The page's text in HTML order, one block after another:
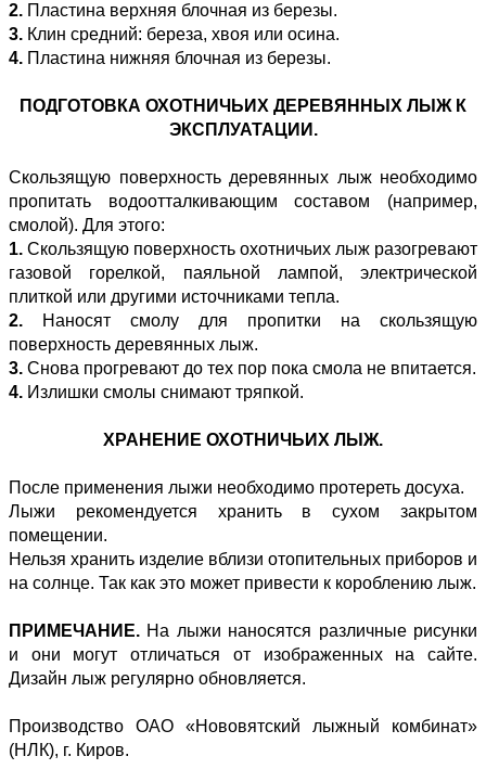
2. Пластина верхняя блочная из березы.
3. Клин средний: береза, хвоя или осина.
4. Пластина нижняя блочная из березы.
ПОДГОТОВКА ОХОТНИЧЬИХ ДЕРЕВЯННЫХ ЛЫЖ К
ЭКСПЛУАТАЦИИ.
Скользящую поверхность деревянных лыж необходимо
пропитать водоотталкивающим составом (например,
смолой). Для этого:
1. Скользящую поверхность охотничьих лыж разогревают
газовой горелкой, паяльной лампой, электрической
плиткой или другими источниками тепла.
2. Наносят смолу для пропитки на скользящую
поверхность деревянных лыж.
3. Снова прогревают до тех пор пока смола не впитается.
4. Излишки смолы снимают тряпкой.
ХРАНЕНИЕ ОХОТНИЧЬИХ ЛЫЖ.
После применения лыжи необходимо протереть досуха.
Лыжи рекомендуется хранить в сухом закрытом
помещении.
Нельзя хранить изделие вблизи отопительных приборов и
на солнце. Так как это может привести к короблению лыж.
ПРИМЕЧАНИЕ. На лыжи наносятся различные рисунки
и они могут отличаться от изображенных на сайте.
Дизайн лыж регулярно обновляется.
Производство ОАО «Нововятский лыжный комбинат»
(НЛК), г. Киров.